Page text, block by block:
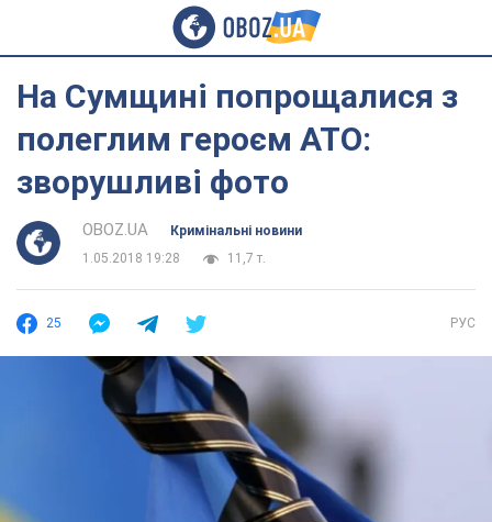
На Сумщині попрощалися з
полеглим героєм АТО:
зворушливі фото
OBOZ.UA
Кримінальні новини
1.05.2018 19:28
11,7 т.
25 РУС